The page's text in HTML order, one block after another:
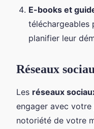
E-books et
téléchargeables
planifier leur
Réseaux
Les réseaux
engager avec
notoriété de votre